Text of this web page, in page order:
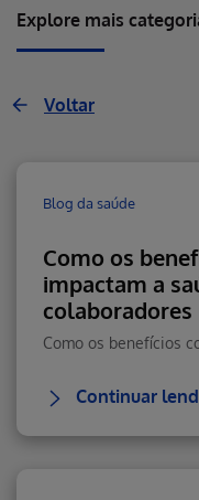
Explore mais
Voltar
Blog da saúde
Como os
impactam a
colaboradores
Continuar